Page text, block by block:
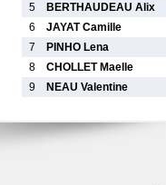
5
BERTHAUDEAU Alix
6
JAYAT Camille
7
PINHO Lena
8
CHOLLET Maelle
9
NEAU Valentine